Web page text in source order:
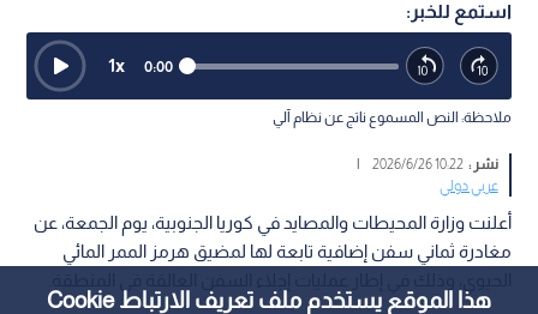
هذا الموقع يستخدم ملف تعريف الارتباط Cookie
استمع للخبر:
0:00
1x
ملاحظة: النص المسموع ناتج عن نظام آلي
نشر :10:22 2026/6/26
عربي دولي
أعلنت وزارة المحيطات والمصايد في كوريا الجنوبية، يوم الجمعة، عن
مغادرة ثماني سفن إضافية تابعة لها لمضيق هرمز الممر المائي